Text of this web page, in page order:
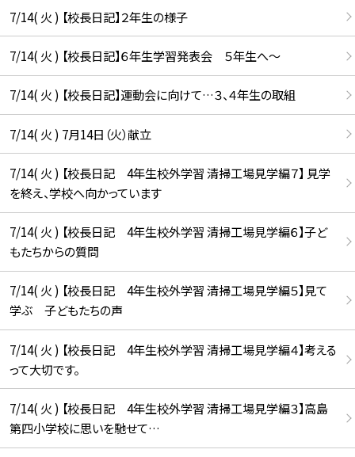
7/14( 火 ) 【校長日記】２年生の様子
7/14( 火 ) 【校長日記】６年生学習発表会 ５年生へ〜
7/14( 火 ) 【校長日記】運動会に向けて…３、４年生の取組
7/14( 火 ) 7月14日（火）献立
7/14( 火 ) 【校長日記 4年生校外学習 清掃工場見学編７】 見学
を終え、学校へ向かっています
7/14( 火 ) 【校長日記 4年生校外学習 清掃工場見学編６】子ど
もたちからの質問
7/14( 火 ) 【校長日記 4年生校外学習 清掃工場見学編５】見て
学ぶ 子どもたちの声
7/14( 火 ) 【校長日記 4年生校外学習 清掃工場見学編４】考える
って大切です。
7/14( 火 ) 【校長日記 4年生校外学習 清掃工場見学編３】高島
第四小学校に思いを馳せて…